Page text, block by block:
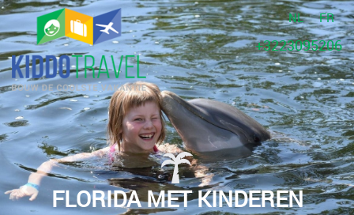
NL FR
+3223095206
FLORIDA MET KINDEREN